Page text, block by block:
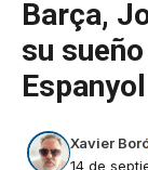
Barça,
su
Espanyol
Xavier
14 de